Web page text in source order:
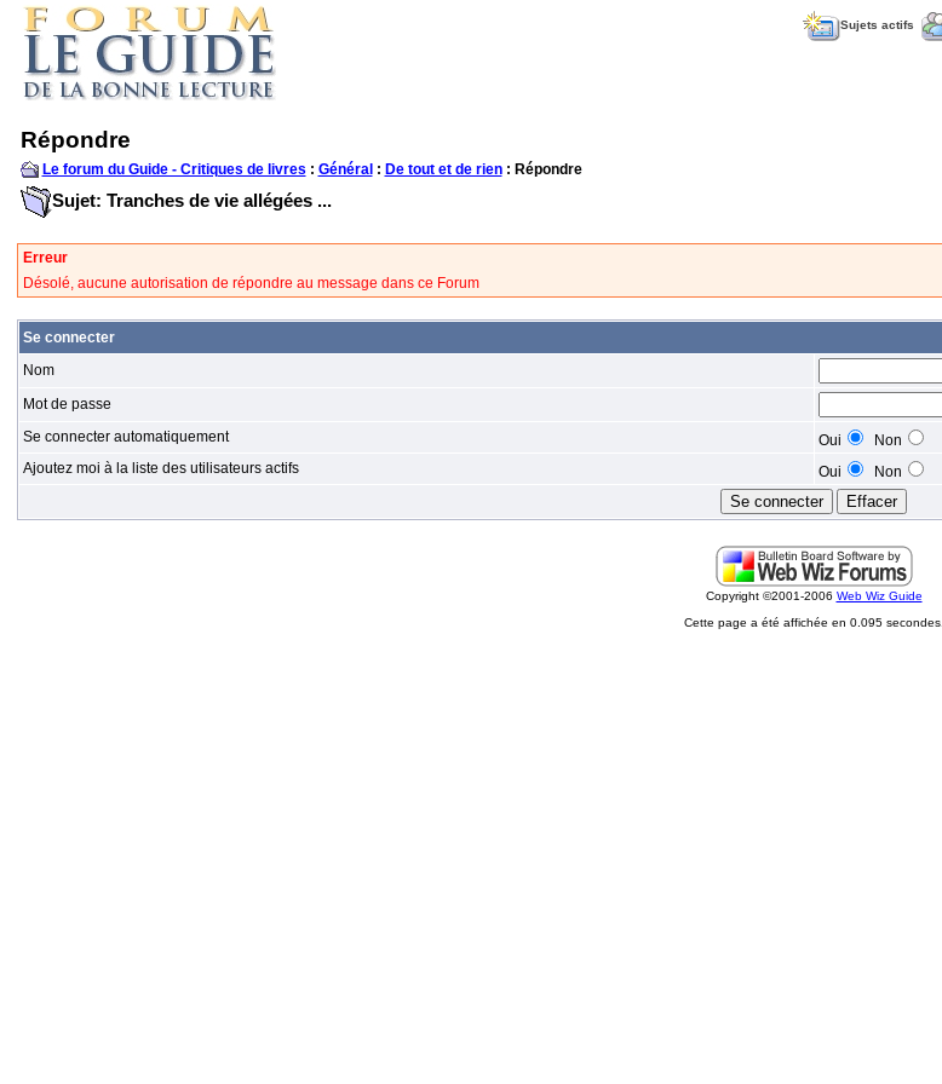
Sujets actifs
Répondre
Le forum du Guide - Critiques de livres : Général : De tout et de rien: Répondre
Sujet: Tranches de vie allégées ...
Erreur
Désolé, aucune autorisation de répondre au message dans ce Forum
Se connecter
Nom
Mot de passe
Se connecter automatiquement
Oui
Non
Ajoutez moi à la liste des utilisateurs actifs
Oui Non
Copyright ©2001-2006 Web Wiz Guide
Cette page a été affichée en 0.095 secondes.